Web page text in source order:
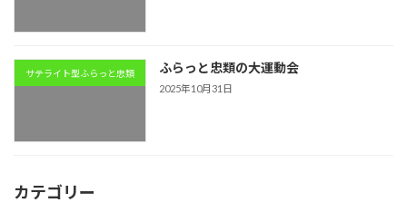
サテライト型ふらっと忠類 ふらっと忠類の大運動会
2025年10月31日
カテゴリー